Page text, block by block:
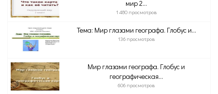
мир 2...
1 480 просмотров
Тема: Мир глазами географа. Глобус и...
136 просмотров
Мир глазами географа. Глобус и
географическая...
606 просмотров